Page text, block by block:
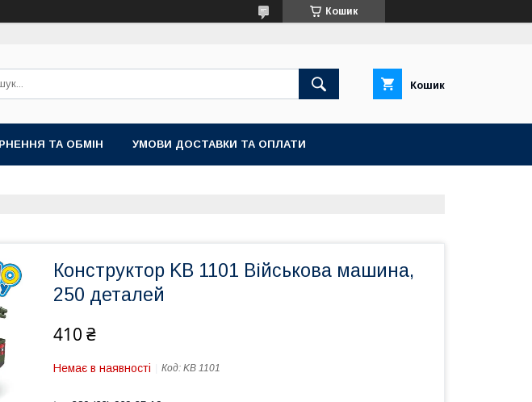
Кошик
Кошик
ТА ОБМІН УМОВИ ДОСТАВКИ ТА ОПЛАТИ
Конструктор KB 1101 Військова машина,
250 деталей
410 ₴
Немає в наявності Код: KB 1101